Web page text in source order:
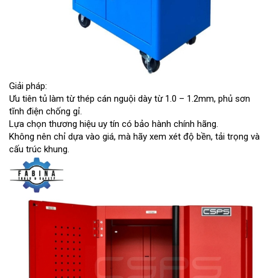
Giải pháp:
Ưu tiên tủ làm từ thép cán nguội dày từ 1.0 – 1.2mm, phủ sơn
tĩnh điện chống gỉ.
Lựa chọn thương hiệu uy tín có bảo hành chính hãng.
Không nên chỉ dựa vào giá, mà hãy xem xét độ bền, tải trọng và
cấu trúc khung.